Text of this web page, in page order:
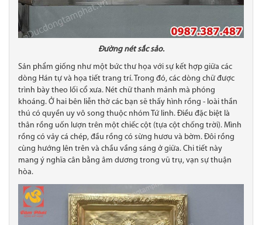
Đường nét sắc sảo.
Sản phẩm giống như một bức thư họa với sự kết hợp giữa các
dòng Hán tự và họa tiết trang trí. Trong đó, các dòng chữ được
trình bày theo lối cổ xưa. Nét chữ thanh mảnh mà phóng
khoáng. Ở hai bên liễn thờ các bạn sẽ thấy hình rồng - loài thần
thú có quyền uy vô song thuộc nhóm Tứ linh. Điều đặc biệt là
thân rồng uốn lượn trên một chiếc cột (tựa cột chống trời). Mình
rồng có vảy cá chép, đầu rồng có sừng hươu và bờm. Đôi rồng
cùng hướng lên trên và chầu vầng sáng ở giữa. Chi tiết này
mang ý nghĩa cân bằng âm dương trong vũ trụ, vạn sự thuận
hòa.